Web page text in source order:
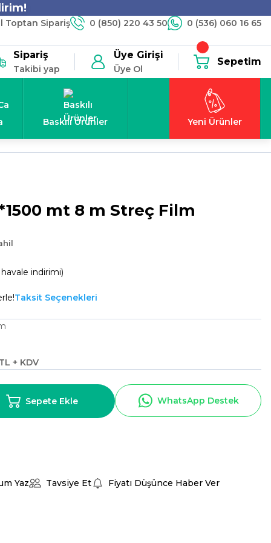
Toptan Sipariş 0 (850) 220 43 50 0 (536) 060 16 65
Sipariş
Takibi yap
Üye Girişi
Üye Ol
Sepetim
Baskılı Ürünler Yeni Ürünler
mt 8 m Streç Film
indirimi)
Taksit Seçenekleri
+ KDV
Sepete Ekle WhatsApp Destek
Yaz Tavsiye Et Fiyatı Düşünce Haber Ver